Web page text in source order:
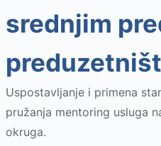
srednjim
Uspostavljanje i primena
pružanja mentoring usluga
okruga.